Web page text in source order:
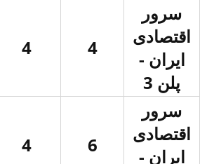
سرور
اقتصادی
ایران -
پلن 3
4
4
سرور
اقتصادی
ایران -
6
4